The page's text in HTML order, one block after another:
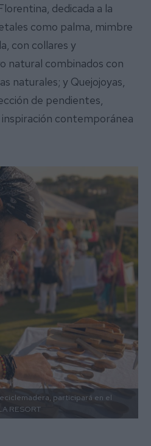
dedicada a la
como palma, mimbre
con collares y
natural combinados con
naturales; y Quejojoyas,
de pendientes,
contemporánea
participará en el
RESORT